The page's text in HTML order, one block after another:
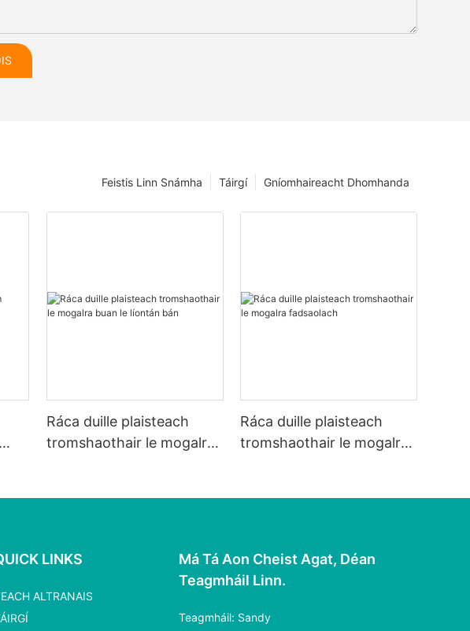
Gníomhaireacht Dhomhanda
Táirgí
Feistis Linn Snámha
Ráca duille plaisteach
tromshaothair le mogalra
Ráca duille plaisteach
tromshaothair le mogalra
LINKS
ALTRANAIS
Má Tá Aon Cheist Agat, Déan
Teagmháil Linn.
Teagmháil: Sandy